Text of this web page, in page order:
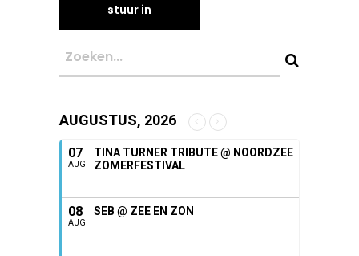
AUGUSTUS, 2026
07
AUG
TINA TURNER TRIBUTE @ NOORDZEE
ZOMERFESTIVAL
08
AUG
SEB @ ZEE EN ZON